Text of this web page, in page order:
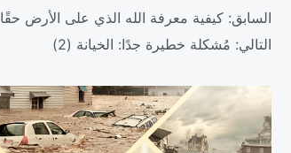
السابق: كيفية معرفة الله الذي على الأرض حقًا
التالي: مُشكلة خطيرة جدًا: الخيانة (2)